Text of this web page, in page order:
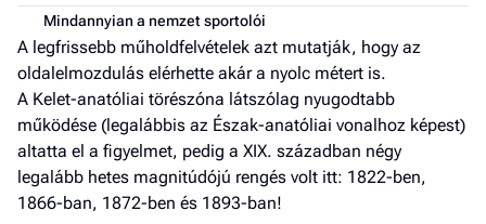
Mindannyian a nemzet sportolói
A legfrissebb műholdfelvételek azt mutatják, hogy az
oldalelmozdulás elérhette akár a nyolc métert is.
A Kelet-anatóliai törészóna látszólag nyugodtabb
működése (legalábbis az Észak-anatóliai vonalhoz képest)
altatta el a figyelmet, pedig a XIX. században négy
legalább hetes magnitúdójú rengés volt itt: 1822-ben,
1866-ban, 1872-ben és 1893-ban!